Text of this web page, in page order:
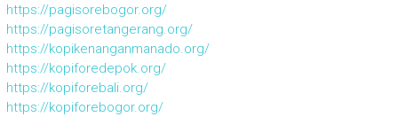
https://pagisorebogor.org/
https://pagisoretangerang.org/
https://kopikenanganmanado.org/
https://kopiforedepok.org/
https://kopiforebali.org/
https://kopiforebogor.org/